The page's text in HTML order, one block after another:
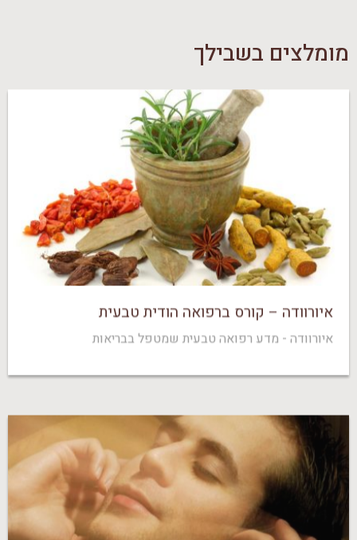
מומלצים בשבילך
איורוודה – קורס ברפואה הודית טבעית
איורוודה - מדע רפואה טבעית שמטפל בבריאות